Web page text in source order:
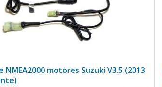
NMEA2000 motores Suzuki V3.5 (2013